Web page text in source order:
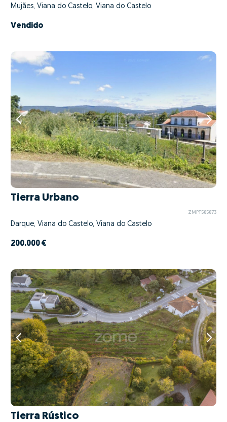
Mujães, Viana do Castelo, Viana do Castelo
Vendido
Tierra Urbano
ZMPT585873
Darque, Viana do Castelo, Viana do Castelo
200.000 €
Tierra Rústico